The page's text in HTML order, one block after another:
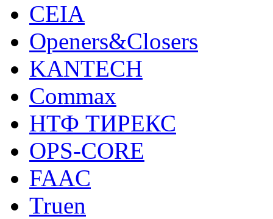
CEIA
Openers&Closers
KANTECH
Commax
НТФ ТИРЕКС
OPS-CORE
FAAC
Truen